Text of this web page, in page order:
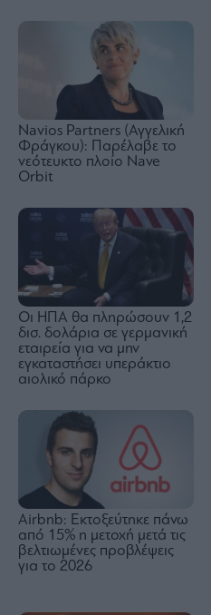
Navios Partners (Αγγελική
Φράγκου): Παρέλαβε το
νεότευκτο πλοίο Nave
Orbit
Οι ΗΠΑ θα πληρώσουν 1,2
δισ. δολάρια σε γερμανική
εταιρεία για να μην
εγκαταστήσει υπεράκτιο
αιολικό πάρκο
Airbnb: Εκτοξεύτηκε πάνω
από 15% η μετοχή μετά τις
βελτιωμένες προβλέψεις
για το 2026